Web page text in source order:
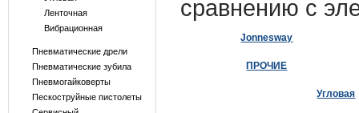
Ленточная
Вибрационная
Пневматические дрели
Пневматические зубила
Пневмогайковерты
Пескоструйные пистолеты
сравнению с
Jonnesway
ПРОЧИЕ
Угловая